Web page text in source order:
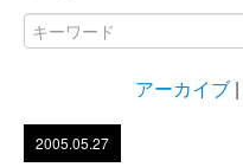
アーカイブ |
2005.05.27